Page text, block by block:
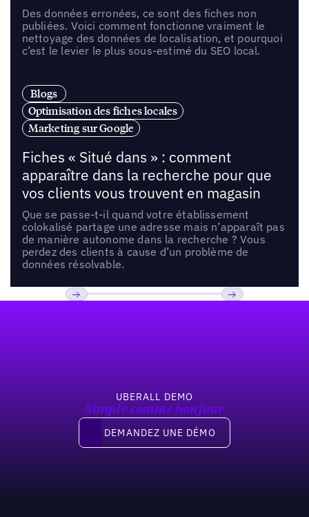
Des données erronées, ce sont des fiches non
publiées. Voici comment fonctionne vraiment le
nettoyage des données de localisation, et pourquoi
c’est le levier le plus sous-estimé du SEO local.
Blogs
Optimisation des fiches locales
Marketing sur Google
Fiches « Situé dans » : comment
apparaître dans la recherche pour que
vos clients vous trouvent en magasin
Que se passe-t-il quand votre établissement
colokalisé partage une adresse mais n’apparaît pas
de manière autonome dans la recherche ? Vous
perdez des clients à cause d’un problème de
données résolvable.
UBERALL DEMO
Simple comme bonjour
Demandez une démo
DEMANDEZ UNE DÉMO